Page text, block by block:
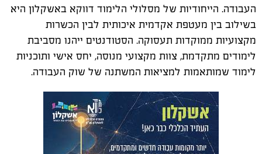
העבודה. הייחודיות של מסלולי הלימוד דווקא באשקלון היא
בשילוב בין מעטפת אקדמית איכותית לבין הכשרות
מקצועיות ממוקדות תעסוקה. הסטודנטים ייהנו מסביבת
לימודים מתקדמת, צוות מקצועי מנוסה, יחס אישי ותוכניות
לימוד שמותאמות למציאות המשתנה של שוק העבודה.